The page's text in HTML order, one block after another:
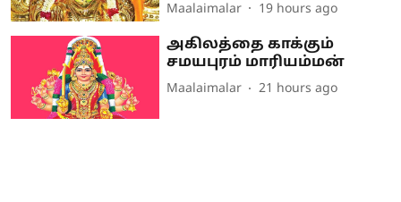
Maalaimalar 19 hours ago
அகிலத்தை காக்கும்
சமயபுரம் மாரியம்மன்
Maalaimalar 21 hours ago